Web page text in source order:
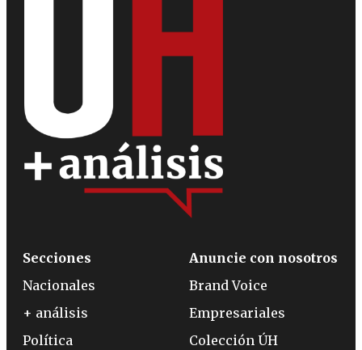
Secciones
Nacionales
+ análisis
Política
Anuncie con nosotros
Brand Voice
Empresariales
Colección ÚH